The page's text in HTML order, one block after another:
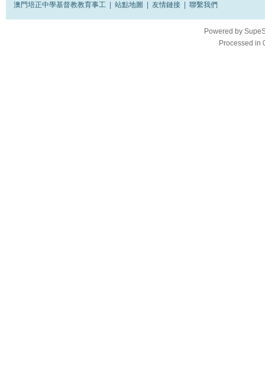
澳門培正中學基督教教育事工 站點地圖 友情鏈接 聯繫我們
Powered by
Processed in